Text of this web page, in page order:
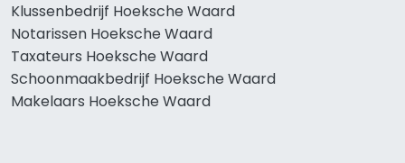
Klussenbedrijf Hoeksche Waard
Notarissen Hoeksche Waard
Taxateurs Hoeksche Waard
Schoonmaakbedrijf Hoeksche Waard
Makelaars Hoeksche Waard